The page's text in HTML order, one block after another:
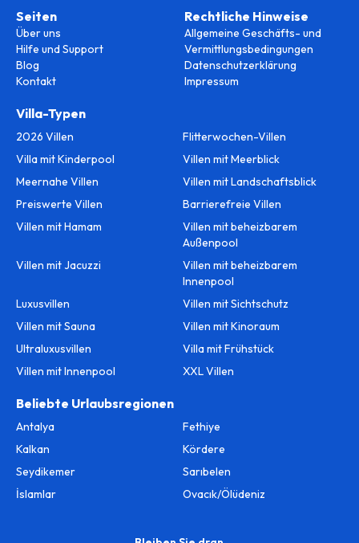
Seiten
Über uns
Hilfe und Support
Blog
Kontakt
Rechtliche Hinweise
Allgemeine Geschäfts- und
Vermittlungsbedingungen
Datenschutzerklärung
Impressum
Villa-Typen
2026 Villen
Flitterwochen-Villen
Villa mit Kinderpool
Villen mit Meerblick
Meernahe Villen
Villen mit Landschaftsblick
Preiswerte Villen
Barrierefreie Villen
Villen mit Hamam
Villen mit beheizbarem
Außenpool
Villen mit Jacuzzi
Villen mit beheizbarem
Innenpool
Luxusvillen
Villen mit Sichtschutz
Villen mit Sauna
Villen mit Kinoraum
Ultraluxusvillen
Villa mit Frühstück
Villen mit Innenpool
XXL Villen
Beliebte Urlaubsregionen
Antalya
Fethiye
Kalkan
Kördere
Seydikemer
Sarıbelen
İslamlar
Ovacık/Ölüdeniz